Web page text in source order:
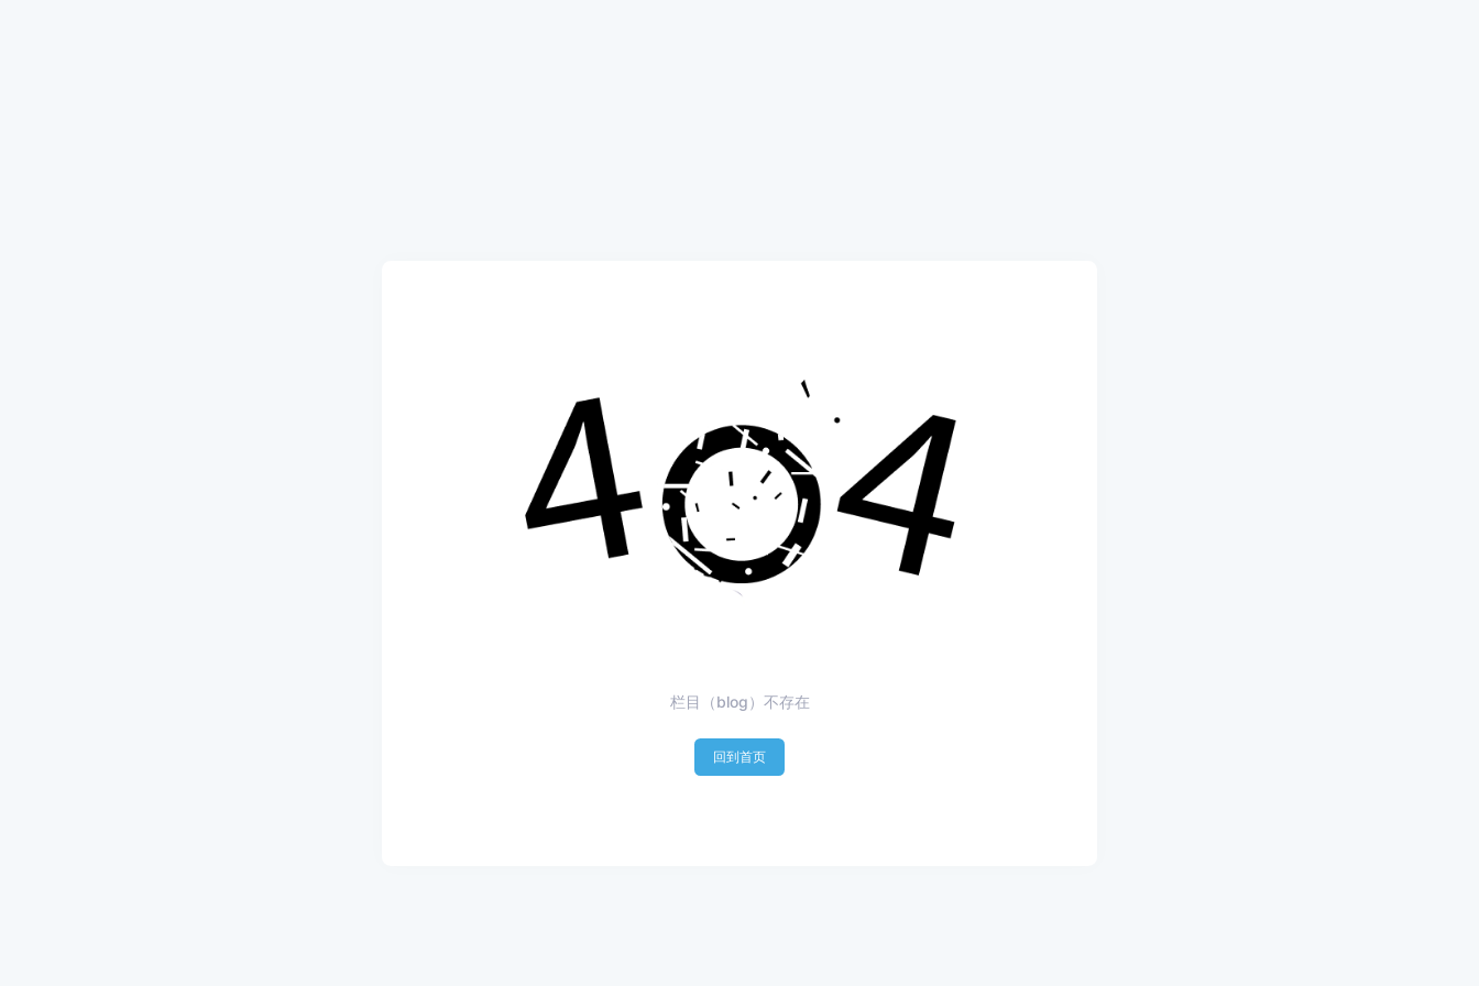
栏目（blog）不存在
回到首页